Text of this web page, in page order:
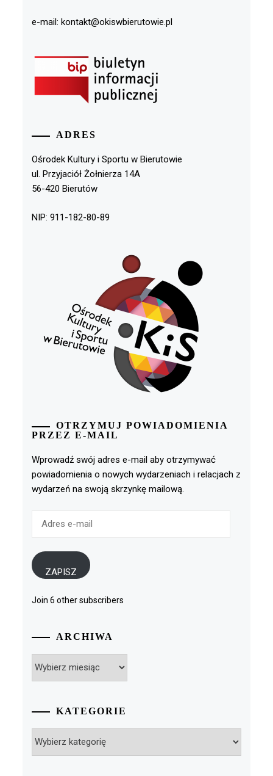
e-mail: kontakt@okiswbierutowie.pl
ADRES
Ośrodek Kultury i Sportu w Bierutowie
ul. Przyjaciół Żołnierza 14A
56-420 Bierutów
NIP: 911-182-80-89
OTRZYMUJ POWIADOMIENIA
PRZEZ E-MAIL
Wprowadź swój adres e-mail aby otrzymywać
powiadomienia o nowych wydarzeniach i relacjach z
wydarzeń na swoją skrzynkę mailową.
ZAPISZ
Join 6 other subscribers
ARCHIWA
KATEGORIE